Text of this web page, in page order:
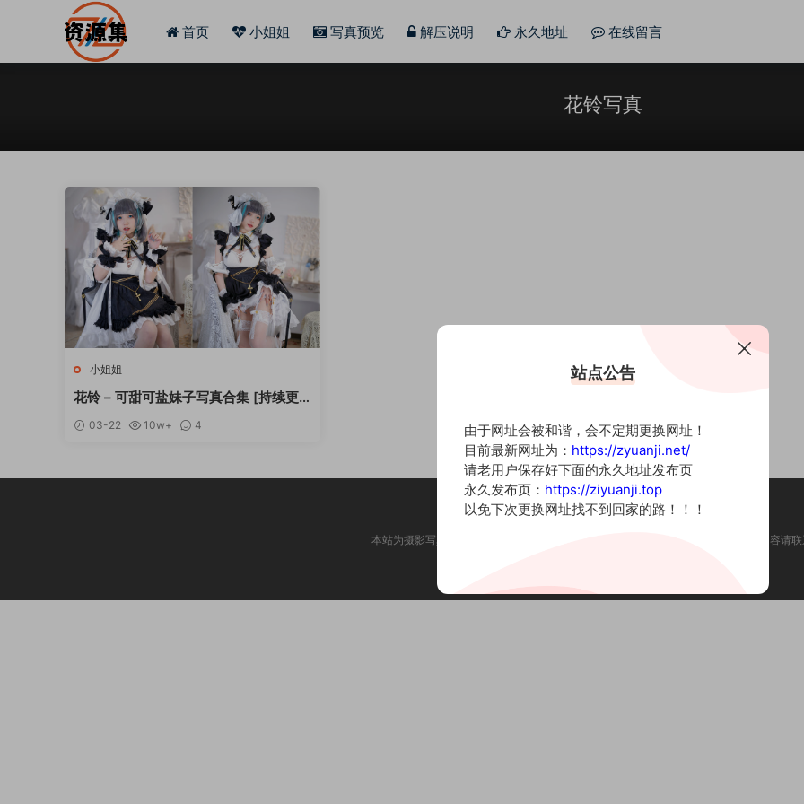
首页 小姐姐 写真预览 解压说明 永久地址 在线留言
花铃写真
小姐姐
花铃 – 可甜可盐妹子写真合集 [持续更
03-22 10w+ 4
本站为摄影写真图片网站，内容来自网络收集整理，仅作个人学习使用。如有违法内容请
站点公告
由于网址会被和谐，会不定期更换网址！
目前最新网址为： https://zyuanji.net/
请老用户保存好下面的永久地址发布页
永久发布页： https://ziyuanji.top
以免下次更换网址找不到回家的路！！！